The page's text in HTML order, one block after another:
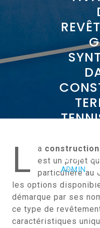
ADMIN
L a
est un projet
particulière au
les options
démarque par ses
ce type de
caractéristiques